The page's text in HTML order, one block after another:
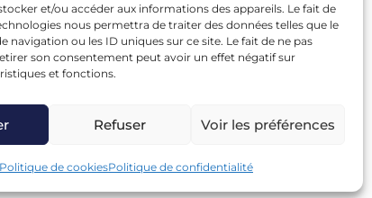
et/ou accéder aux informations des appareils. Le fait de
nous permettra de traiter des données telles que le
navigation ou les ID uniques sur ce site. Le fait de ne pas
son consentement peut avoir un effet négatif sur
et fonctions.
Refuser Voir les préférences
Politique de cookiesPolitique de confidentialité